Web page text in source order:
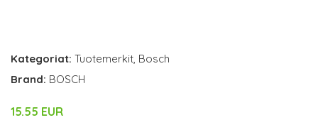
Kategoriat: Tuotemerkit Bosch
Brand: BOSCH
15.55 EUR